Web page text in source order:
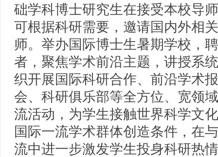
础学科博士研究生在接受本校导
可根据科研需要，邀请国内外相
师。举办国际博士生暑期学校，
者，聚焦学术前沿主题，讲授系
织开展国际科研合作、前沿学术
会、科研俱乐部等全方位、宽领
流活动，为学生接触世界科学文
国际一流学术群体创造条件，在
流中进一步激发学生投身科研热